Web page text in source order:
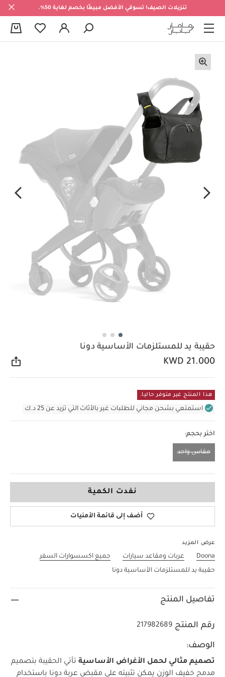
تنزيلات الصيف! تسوقي الأفضل مبيعًا بخصم لغاية 50%.
حقيبة يد للمستلزمات الأساسية دونا
KWD 21.000
هذا المنتج غير متوفر حاليا.
استمتعي بشحن مجاني للطلبات غير بالأثاث التي تزيد عن 25 د.ك
اختر بحجم:
مقاس واحد
نفدت الكمية
أضف إلى قائمة الأمنيات
عرض المزيد
Doona عربات ومقاعد سيارات
جميع اكسسوارات السفر
حقيبة يد للمستلزمات الأساسية دونا
تفاصيل المنتج
رقم المنتج 217982689
الوصف:
تصميم مثالي لحمل الأغراض الأساسية تأتي الحقيبة بتصميم
مدمج خفيف الوزن يمكن تثبيته على مقبض عربة دونا باستخدام